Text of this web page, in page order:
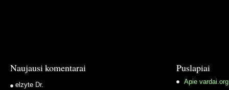
Naujausi komentarai
elzyte Dr.
Puslapiai
Apie vardai.org